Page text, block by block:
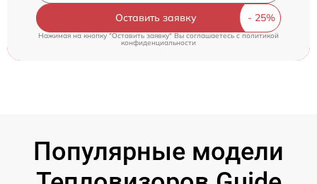
Оставить заявку
Нажимая на кнопку "Оставить заявку" Вы соглашаетесь cполитикой
конфиденциальности
Популярные модели